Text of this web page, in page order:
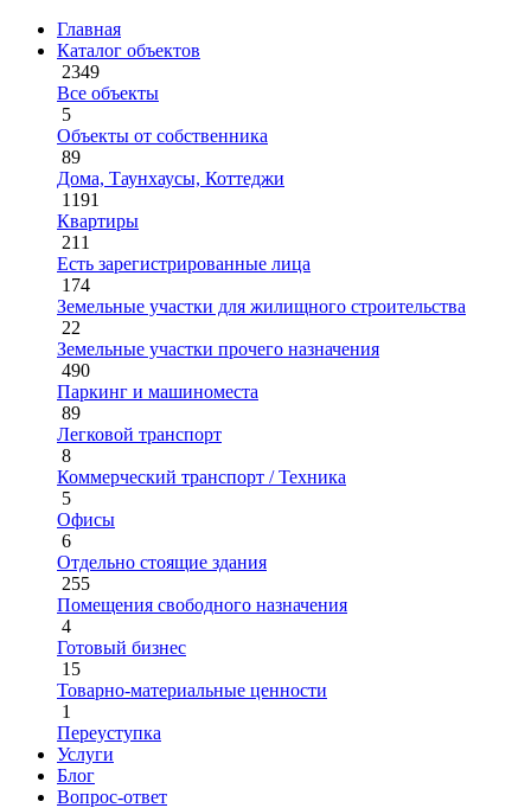
Главная
Каталог объектов
2349
Все объекты
5
Объекты от собственника
89
Дома, Таунхаусы, Коттеджи
1191
Квартиры
211
Есть зарегистрированные лица
174
Земельные участки для жилищного строительства
22
Земельные участки прочего назначения
490
Паркинг и машиноместа
89
Легковой транспорт
8
Коммерческий транспорт / Техника
5
Офисы
6
Отдельно стоящие здания
255
Помещения свободного назначения
4
Готовый бизнес
15
Товарно-материальные ценности
1
Переуступка
Услуги
Блог
Вопрос-ответ